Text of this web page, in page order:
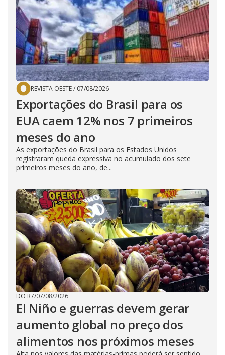
REVISTA OESTE/ 07/08/2026
Exportações do Brasil para os
EUA caem 12% nos 7 primeiros
meses do ano
As exportações do Brasil para os Estados Unidos
registraram queda expressiva no acumulado dos sete
primeiros meses do ano, de...
DO R7/07/08/2026
El Niño e guerras devem gerar
aumento global no preço dos
alimentos nos próximos meses